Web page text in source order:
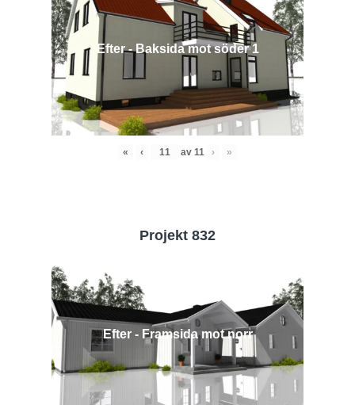
Efter - Baksida mot söder 1
« ‹ av 11 › »
Projekt 832
Efter - Framsida mot norr